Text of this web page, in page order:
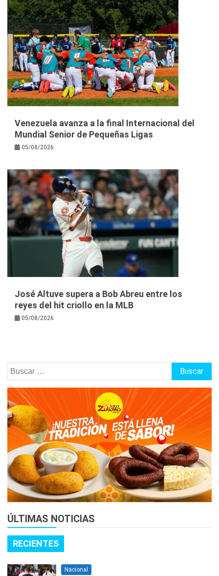
Venezuela avanza a la final Internacional del
Mundial Senior de Pequeñas Ligas
05/08/2026
José Altuve supera a Bob Abreu entre los
reyes del hit criollo en la MLB
05/08/2026
Buscar:
ÚLTIMAS NOTICIAS
RECIENTES
Nacional